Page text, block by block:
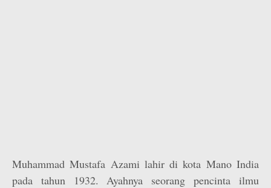
Muhammad Mustafa Azami lahir di kota Mano India
pada tahun 1932. Ayahnya seorang pencinta ilmu